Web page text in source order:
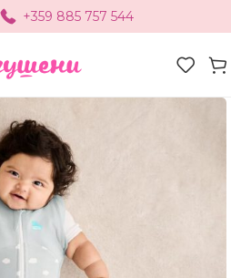
+359 885 757 544